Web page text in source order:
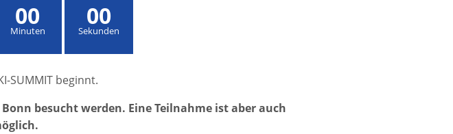
00
Minuten
00
Sekunden
SUMMIT beginnt.
besucht werden. Eine Teilnahme ist aber auch